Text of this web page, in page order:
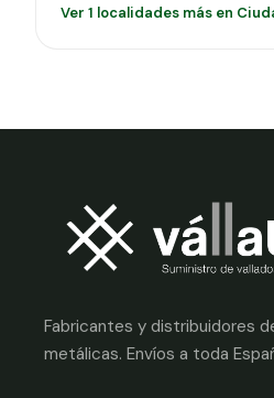
Ver 1 localidades más en
Fabricantes y distribuidores
metálicas. Envíos a toda